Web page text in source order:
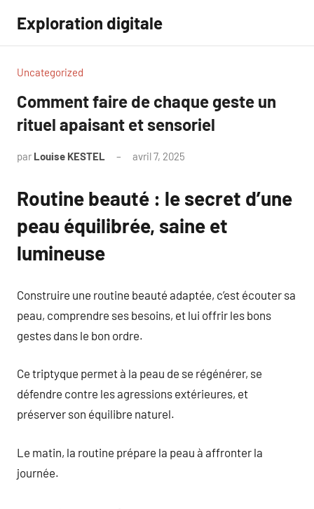
contenu
Exploration digitale
Uncategorized
Comment faire de chaque geste un
rituel apaisant et sensoriel
par Louise KESTEL avril 7, 2025
Routine beauté : le secret d’une
peau équilibrée, saine et
lumineuse
Construire une routine beauté adaptée, c’est écouter sa
peau, comprendre ses besoins, et lui offrir les bons
gestes dans le bon ordre.
Ce triptyque permet à la peau de se régénérer, se
défendre contre les agressions extérieures, et
préserver son équilibre naturel.
Le matin, la routine prépare la peau à affronter la
journée.